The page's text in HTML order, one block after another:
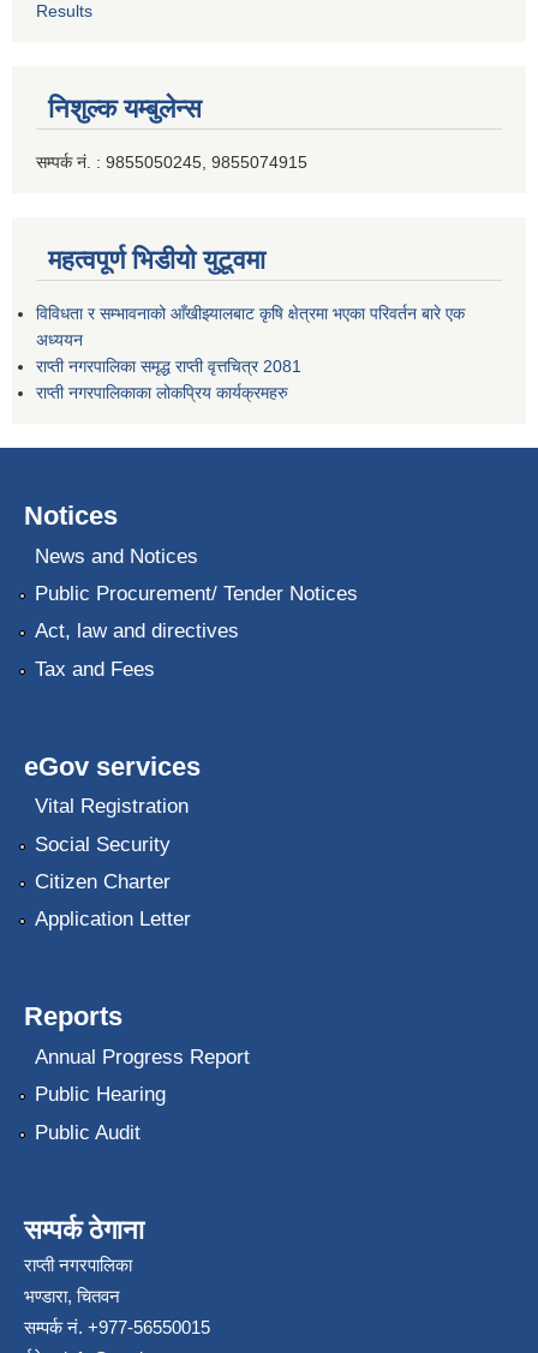
Results
निशुल्क यम्बुलेन्स
सम्पर्क नं. : 9855050245, 9855074915
महत्वपूर्ण भिडीयो युटूवमा
विविधता र सम्भावनाको आँखीझ्यालबाट कृषि क्षेत्रमा भएका परिवर्तन बारे एक
अध्ययन
राप्ती नगरपालिका समृद्ध राप्ती वृत्तचित्र 2081
राप्ती नगरपालिकाका लोकप्रिय कार्यक्रमहरु
Notices
News and Notices
Public Procurement/ Tender Notices
Act, law and directives
Tax and Fees
eGov services
Vital Registration
Social Security
Citizen Charter
Application Letter
Reports
Annual Progress Report
Public Hearing
Public Audit
सम्पर्क ठेगाना
राप्ती नगरपालिका
भण्डारा, चितवन
सम्पर्क नं. +977-56550015